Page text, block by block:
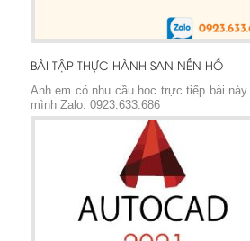
BÀI TẬP THỰC HÀNH SAN NỀN HỒ
Anh em có nhu cầu học trực tiếp bài này
mình Zalo: 0923.633.686